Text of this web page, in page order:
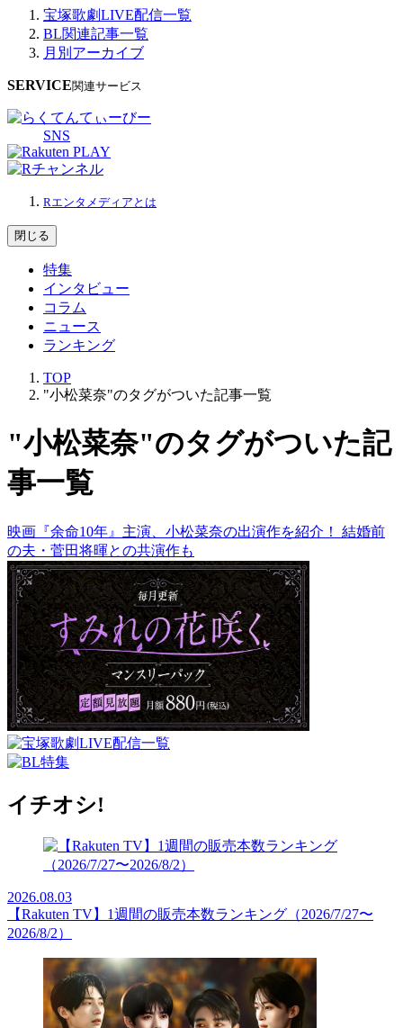
宝塚歌劇LIVE配信一覧
BL関連記事一覧
月別アーカイブ
SERVICE関連サービス
SNS
Rエンタメディアとは
閉じる
特集
インタビュー
コラム
ニュース
ランキング
TOP
"小松菜奈"のタグがついた記事一覧
"小松菜奈"のタグがついた記
事一覧
映画『余命10年』主演、小松菜奈の出演作を紹介！ 結婚前
の夫・菅田将暉との共演作も
イチオシ!
2026.08.03
【Rakuten TV】1週間の販売本数ランキング（2026/7/27〜
2026/8/2）